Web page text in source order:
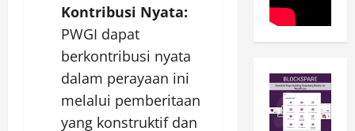
Kontribusi Nyata:
PWGI dapat
berkontribusi nyata
dalam perayaan ini
melalui pemberitaan
yang konstruktif dan